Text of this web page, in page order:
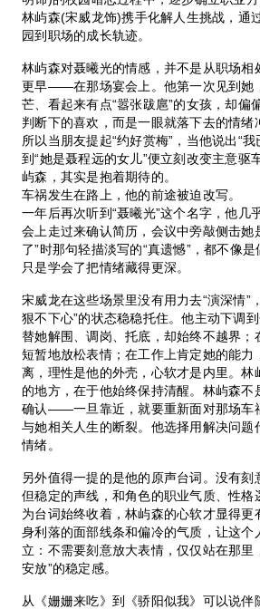
林屿森(宋威龙饰)携手化解人生挑战，通
园到职场的成长轨迹。
林屿森对聂曦光的情感，并不是从职场相
更早——在那场宴会上。他第一次见到她
芒、看起来有点“嚣张跋扈”的女孩，却偏
判断下的喜欢，而是一眼就落下去的情绪
所以当朋友提起“约好赏梅”，当他说出“
到“她是聂程远的女儿”便立刻改变主意驱
屿森，其实是抱着期待的。
车祸发生在路上，他的前途被迫改写。
一年后再次听到“聂曦光”这个名字，他几
会上走过来确认简历，会议中旁敲侧击她
了”时那句轻描淡写的“真遗憾”，都不像是
只是学会了把情绪藏得更深。
宋威龙在这些场景里没有用力去“演深情”
狠不下心”的状态稳稳托住。他主动下调
替她解围、调岗、托底，却始终不越界；
短暂地放松表情；在工作上肯定她的能力
离，理性是他的外壳，心软才是内里。林
的地方，在于他始终保持清醒。林屿森不
确认——一旦靠近，就要重新面对那场车
与她相关人生的断裂。他选择用解决问题
情绪。
另外值得一提的是他的原声台词。没有刻
但稳定的声线，和角色的职业气质、性格
为台词始终收着，林屿森的心软才显得更
身利落的面部线条和偏冷的气质，让这个
立：不需要刻意放大表情，仅仅站在那里
安放”的稳定感。
从《姗姗来吃》到《骄阳似我》可以说伴